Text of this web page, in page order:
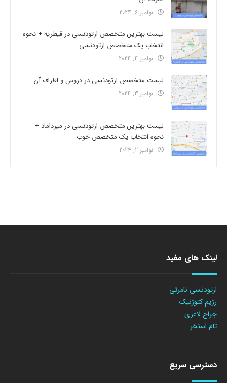
نوامبر 6, 2024
لیست بهترین متخصص ارتودنسی در قیطریه + نحوه
انتخاب یک متخصص ارتودنسی
نوامبر 4, 2024
لیست متخصص ارتودنسی در دروس و اطراف آن
نوامبر 3, 2024
لیست بهترین متخصص ارتودنسی در میرداماد +
نحوه انتخاب یک متخصص خوب
نوامبر 2, 2024
لینک های مفید
ارتودنسی نامرئی
رژیم کتوژنیک
جراح لاغری
تام استخر
دسترسی سریع